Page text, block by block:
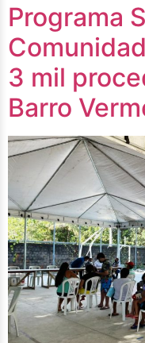
Programa
3 mil
Barro